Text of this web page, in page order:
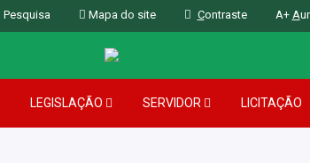
Pesquisa Mapa do site Contraste A+ A
LEGISLAÇÃO SERVIDOR LICITAÇÃO